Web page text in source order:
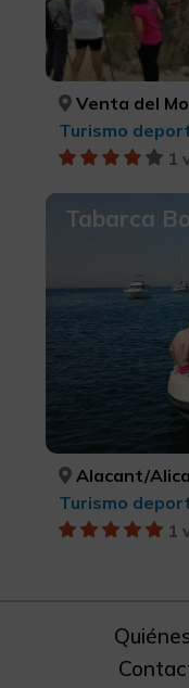
Venta del
1
Tabarca
Alacant/
1